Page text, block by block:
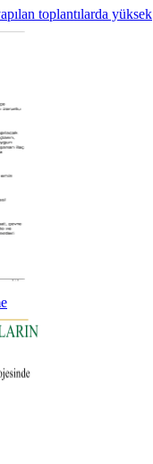
toplantılarda yüksek